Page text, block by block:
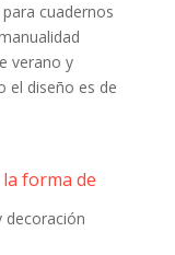
cuadernos
verano y
el diseño es de
forma de
decoración